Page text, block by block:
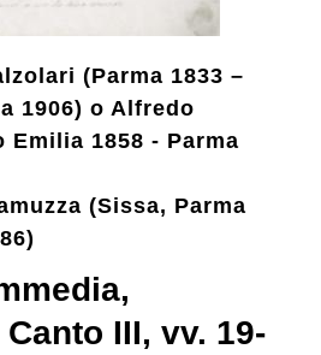
(Parma 1833 –
1906) o Alfredo
Emilia 1858 - Parma
(Sissa, Parma
III, vv. 19-